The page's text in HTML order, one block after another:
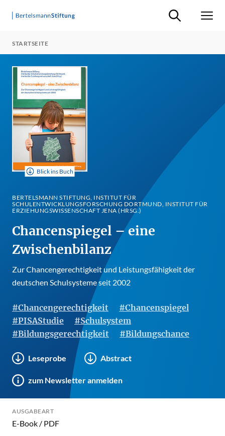
Suche ein-/
STARTSEITE
Blick ins Buch
BERTELSMANN STIFTUNG, INSTITUT FÜR
SCHULENTWICKLUNGSFORSCHUNG DORTMUND, INSTITUT FÜR
ERZIEHUNGSWISSENSCHAFT JENA (HRSG.)
Chancenspiegel – eine
Zwischenbilanz
Zur Chancengerechtigkeit und Leistungsfähigkeit der
deutschen Schulsysteme seit 2002
#Chancengerechtigkeit
#Chancenspiegel
#PISAStudie
#Schulsystem
#Bildungsgerechtigkeit
#Bildungschance
Leseprobe Abstract
zum Newsletter anmelden
AUSGABEART
E-Book / PDF